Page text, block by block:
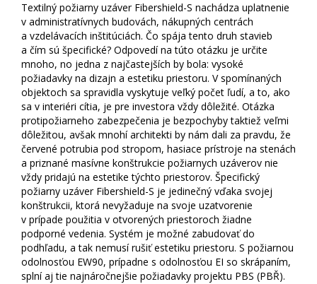
Textilný požiarny uzáver Fibershield-S nachádza uplatnenie
v administratívnych budovách, nákupných centrách
a vzdelávacích inštitúciách. Čo spája tento druh stavieb
a čím sú špecifické? Odpovedí na túto otázku je určite
mnoho, no jedna z najčastejších by bola: vysoké
požiadavky na dizajn a estetiku priestoru. V spomínaných
objektoch sa spravidla vyskytuje veľký počet ľudí, a to, ako
sa v interiéri cítia, je pre investora vždy dôležité. Otázka
protipožiarneho zabezpečenia je bezpochyby taktiež veľmi
dôležitou, avšak mnohí architekti by nám dali za pravdu, že
červené potrubia pod stropom, hasiace prístroje na stenách
a priznané masívne konštrukcie požiarnych uzáverov nie
vždy pridajú na estetike týchto priestorov. Špecifický
požiarny uzáver Fibershield-S je jedinečný vďaka svojej
konštrukcii, ktorá nevyžaduje na svoje uzatvorenie
v prípade použitia v otvorených priestoroch žiadne
podporné vedenia. Systém je možné zabudovať do
podhľadu, a tak nemusí rušiť estetiku priestoru. S požiarnou
odolnosťou EW90, prípadne s odolnosťou EI so skrápaním,
splní aj tie najnáročnejšie požiadavky projektu PBS (PBŘ).